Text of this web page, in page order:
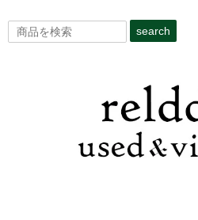
search